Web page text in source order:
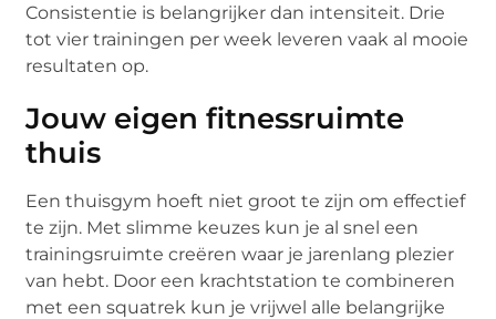
Consistentie is belangrijker dan intensiteit. Drie
tot vier trainingen per week leveren vaak al mooie
resultaten op.
Jouw eigen fitnessruimte
thuis
Een thuisgym hoeft niet groot te zijn om effectief
te zijn. Met slimme keuzes kun je al snel een
trainingsruimte creëren waar je jarenlang plezier
van hebt. Door een krachtstation te combineren
met een squatrek kun je vrijwel alle belangrijke